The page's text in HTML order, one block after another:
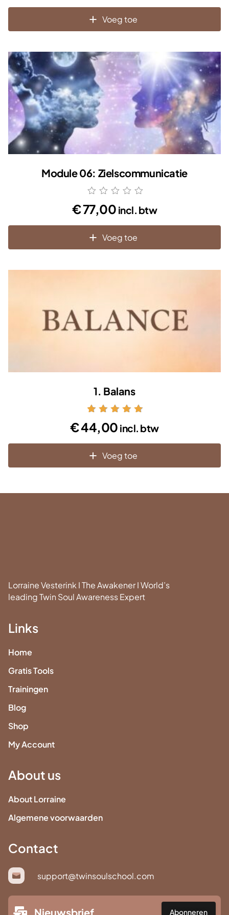
Voeg toe
Module 06: Zielscommunicatie
€77,00 incl. btw
Voeg toe
1. Balans
5.00
uit 5
€44,00 incl. btw
Voeg toe
Lorraine Vesterink I The Awakener I World’s
leading Twin Soul Awareness Expert
Links
Home
Gratis Tools
Trainingen
Blog
Shop
My Account
About us
About Lorraine
Algemene voorwaarden
Contact
support@twinsoulschool.com
Nieuwsbrief Abonneren